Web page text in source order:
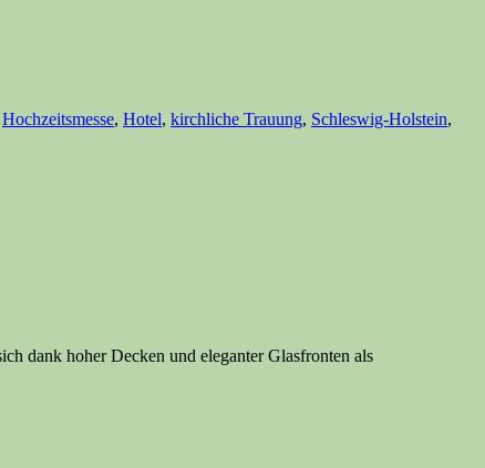
Hochzeitsmesse, Hotel, kirchliche Trauung, Schleswig-Holstein,
dank hoher Decken und eleganter Glasfronten als